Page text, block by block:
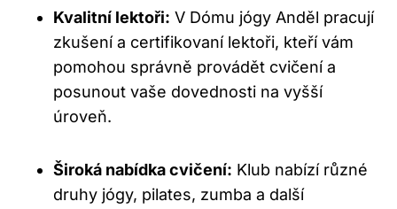
Kvalitní lektoři: V Dómu jógy Anděl pracují
zkušení a certifikovaní lektoři, kteří vám
pomohou správně provádět cvičení a
posunout vaše dovednosti na vyšší
úroveň.
Široká nabídka cvičení: Klub nabízí různé
druhy jógy, pilates, zumba a další